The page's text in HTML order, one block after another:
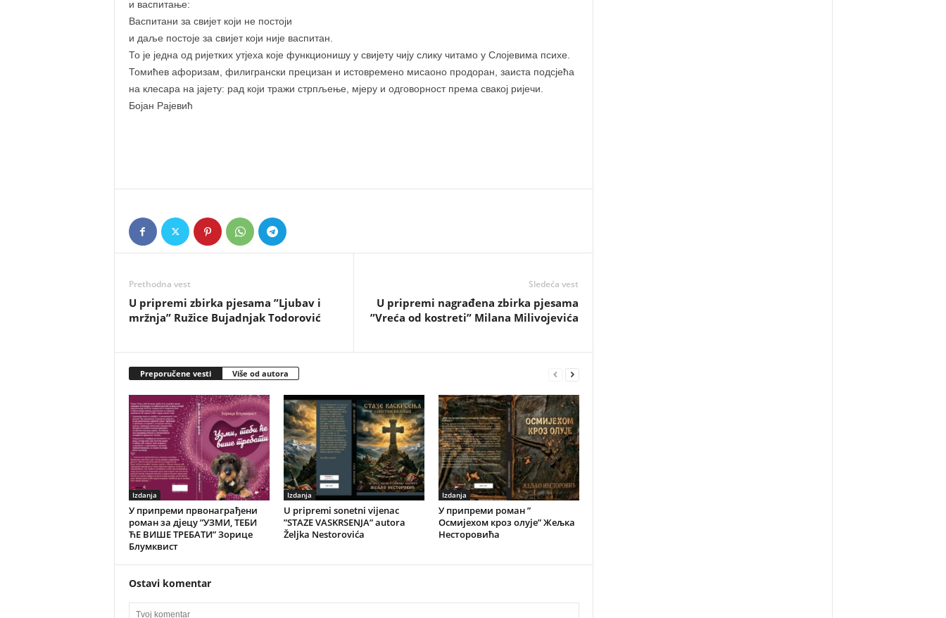
и васпитање:
Васпитани за свијет који не постоји
и даље постоје за свијет који није васпитан.
То је једна од ријетких утјеха које функционишу у свијету чију слику читамо у Слојевима психе.
Томићев афоризам, филигрански прецизан и истовремено мисаоно продоран, заиста подсјећа
на клесара на јајету: рад који тражи стрпљење, мјеру и одговорност према свакој ријечи.
Бојан Рајевић
Prethodna vest
U pripremi zbirka pjesama ”Ljubav i
mržnja” Ružice Bujadnjak Todorović
Sledeća vest
U pripremi nagrađena zbirka pjesama
”Vreća od kostreti” Milana Milivojevića
Preporučene vesti Više od autora
Izdanja
У припреми првонаграђени
роман за дјецу ”УЗМИ, ТЕБИ
ЋЕ ВИШЕ ТРЕБАТИ” Зорице
Блумквист
Izdanja
U pripremi sonetni vijenac
”STAZE VASKRSENJA” autora
Željka Nestorovića
Izdanja
У припреми роман ”
Осмијехом кроз олује” Жељка
Несторовића
Ostavi komentar